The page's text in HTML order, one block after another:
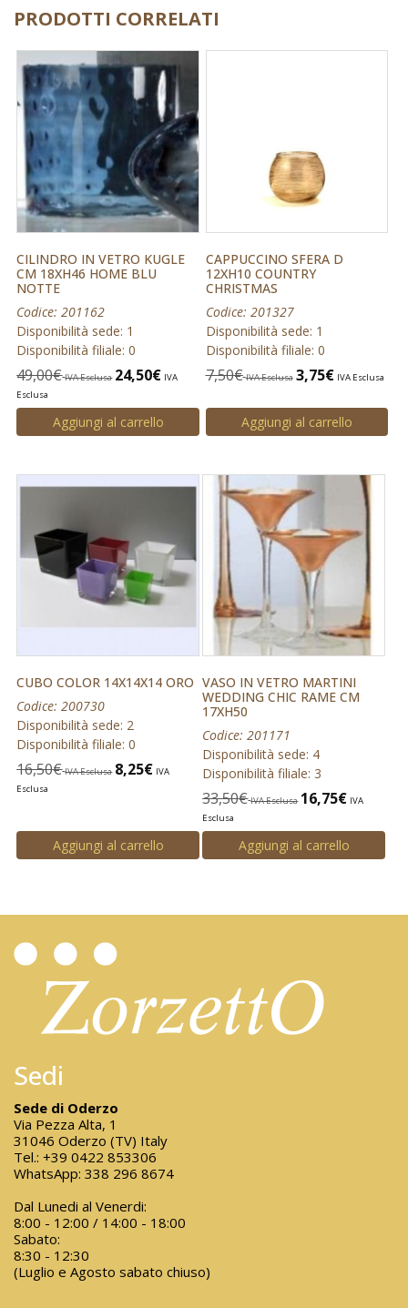
PRODOTTI CORRELATI
CILINDRO IN VETRO KUGLE
CM 18XH46 HOME BLU
NOTTE
Codice: 201162
Disponibilità sede: 1
Disponibilità filiale: 0
49,00€ IVA Esclusa 24,50€ IVA
Esclusa
Aggiungi al carrello
CAPPUCCINO SFERA D
12XH10 COUNTRY
CHRISTMAS
Codice: 201327
Disponibilità sede: 1
Disponibilità filiale: 0
7,50€ IVA Esclusa 3,75€ IVA Esclusa
Aggiungi al carrello
CUBO COLOR 14X14X14 ORO
Codice: 200730
Disponibilità sede: 2
Disponibilità filiale: 0
16,50€ IVA Esclusa 8,25€ IVA
Esclusa
Aggiungi al carrello
VASO IN VETRO MARTINI
WEDDING CHIC RAME CM
17XH50
Codice: 201171
Disponibilità sede: 4
Disponibilità filiale: 3
33,50€ IVA Esclusa 16,75€ IVA
Esclusa
Aggiungi al carrello
Sedi
Sede di Oderzo
Via Pezza Alta, 1
31046 Oderzo (TV) Italy
Tel.: +39 0422 853306
WhatsApp: 338 296 8674
Dal Lunedi al Venerdi:
8:00 - 12:00 / 14:00 - 18:00
Sabato:
8:30 - 12:30
(Luglio e Agosto sabato chiuso)